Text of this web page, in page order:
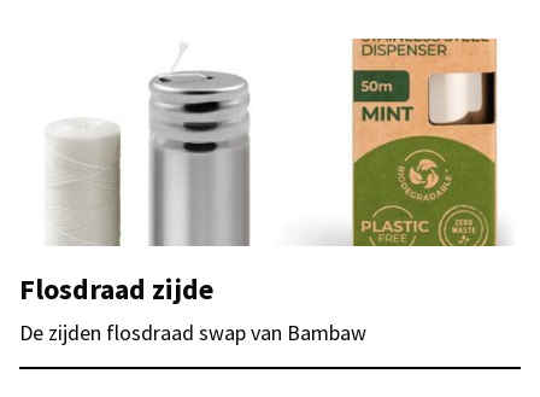
Flosdraad zijde
De zijden flosdraad swap van Bambaw